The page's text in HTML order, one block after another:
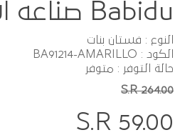
Babidu صناعه اسبانيه
النوع : فستان بنات
الكود : BA91214-AMARILLO
حالة التوفر : متوفر
S.R 264.00
S.R 59.00